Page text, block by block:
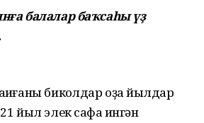
балалар баҡсаһы үҙ
бикҡолдар оҙаҡ йылдар
йыл элек сафҡа ингән